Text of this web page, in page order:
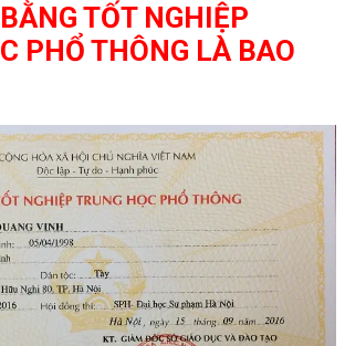
TỐT NGHIỆP
PHỔ THÔNG LÀ BAO